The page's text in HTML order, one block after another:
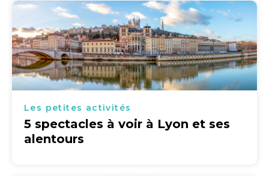
Les petites activités
5 spectacles à voir à Lyon et ses
alentours